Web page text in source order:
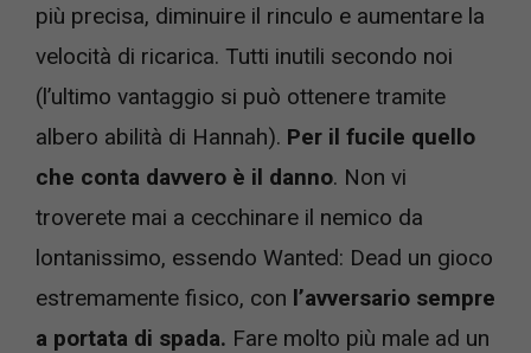
più precisa, diminuire il rinculo e aumentare la
velocità di ricarica. Tutti inutili secondo noi
(l’ultimo vantaggio si può ottenere tramite
albero abilità di Hannah). Per il fucile quello
che conta davvero è il danno. Non vi
troverete mai a cecchinare il nemico da
lontanissimo, essendo Wanted: Dead un gioco
estremamente fisico, con l’avversario sempre
a portata di spada. Fare molto più male ad un